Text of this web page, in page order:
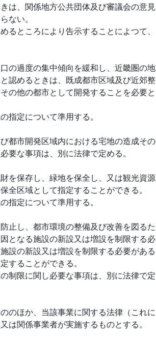
は、関係地方公共団体及び審議会の意見
ない。
ところにより告示することによつて、
の過度の集中傾向を緩和し、近畿圏の地
認めるときは、既成都市区域及び近郊整
の他の都市として開発することを必要と
指定について準用する。
都市開発区域内における宅地の造成その
要な事項は、別に法律で定める。
を保存し、緑地を保全し、又は観光資源
全区域として指定することができる。
指定について準用する。
止し、都市環境の整備及び改善を図るた
となる施設の新設又は増設を制限する必
設の新設又は増設を制限する必要がある
することができる。
制限に関し必要な事項は、別に法律で定
のほか、当該事業に関する法律（これに
は関係事業者が実施するものとする。